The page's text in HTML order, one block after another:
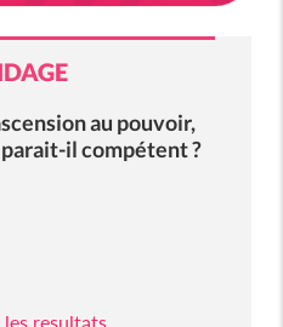
au pouvoir,
il compétent ?
les resultats